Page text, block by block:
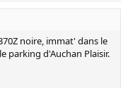
noire, immat' dans le
parking d'Auchan Plaisir.